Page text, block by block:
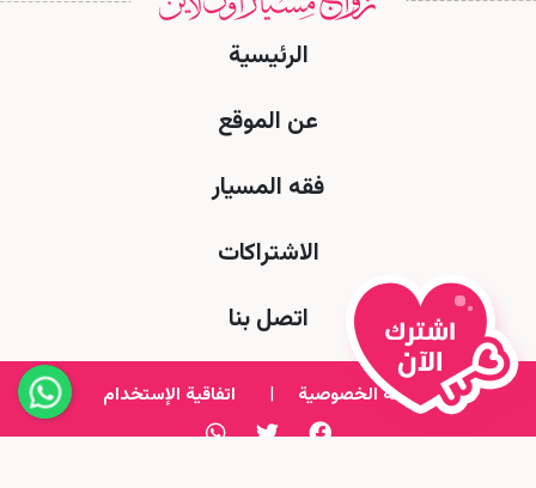
الرئيسية
عن الموقع
فقه المسيار
الاشتراكات
اتصل بنا
سياسة الخصوصية | اتفاقية الإستخدام